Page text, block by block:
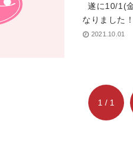
遂に10/1(
なりました
2021.10.01
1 / 1